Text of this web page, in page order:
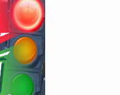
меры социальной